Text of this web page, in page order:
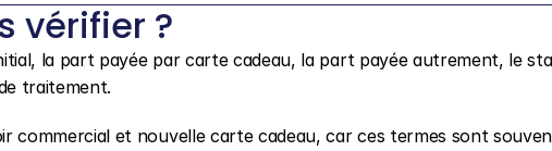
vérifier ?
la part payée par carte cadeau, la part payée autrement, le
traitement.
commercial et nouvelle carte cadeau, car ces termes sont